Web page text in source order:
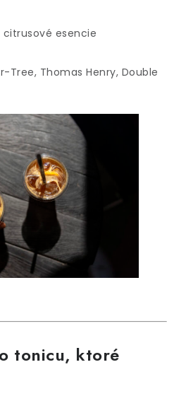
esencie
Tree, Thomas Henry, Double
tonicu, ktoré